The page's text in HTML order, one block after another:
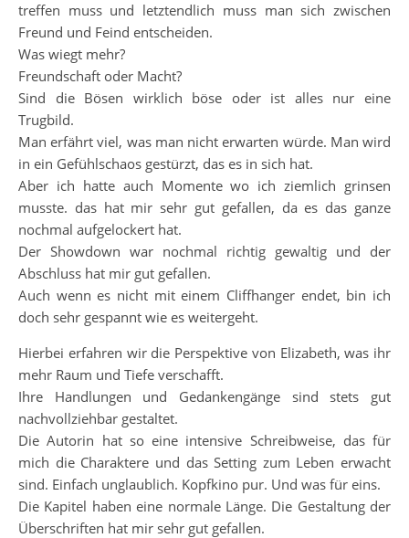
treffen muss und letztendlich muss man sich zwischen
Freund und Feind entscheiden.
Was wiegt mehr?
Freundschaft oder Macht?
Sind die Bösen wirklich böse oder ist alles nur eine
Trugbild.
Man erfährt viel, was man nicht erwarten würde. Man wird
in ein Gefühlschaos gestürzt, das es in sich hat.
Aber ich hatte auch Momente wo ich ziemlich grinsen
musste. das hat mir sehr gut gefallen, da es das ganze
nochmal aufgelockert hat.
Der Showdown war nochmal richtig gewaltig und der
Abschluss hat mir gut gefallen.
Auch wenn es nicht mit einem Cliffhanger endet, bin ich
doch sehr gespannt wie es weitergeht.
Hierbei erfahren wir die Perspektive von Elizabeth, was ihr
mehr Raum und Tiefe verschafft.
Ihre Handlungen und Gedankengänge sind stets gut
nachvollziehbar gestaltet.
Die Autorin hat so eine intensive Schreibweise, das für
mich die Charaktere und das Setting zum Leben erwacht
sind. Einfach unglaublich. Kopfkino pur. Und was für eins.
Die Kapitel haben eine normale Länge. Die Gestaltung der
Überschriften hat mir sehr gut gefallen.